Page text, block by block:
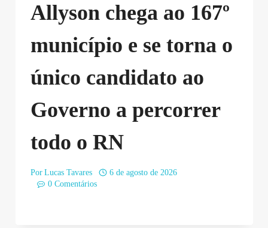
Allyson chega ao 167º
município e se torna o
único candidato ao
Governo a percorrer
todo o RN
Por Lucas Tavares
6 de agosto de 2026
0 Comentários